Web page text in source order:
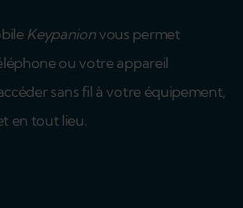
Keypanionvous permet
ou votre appareil
sans fil à votre équipement,
en tout lieu.